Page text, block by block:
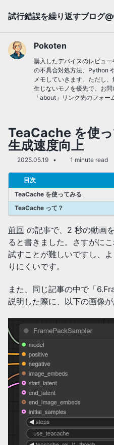
primary
navigation
content
footer
試行錯誤を繰り返すブログ
Pokoten
購入したデバイスのレビュ
の不具合対処方法、Python
メモしていきます。ただし
生じないモノを優先で。お
「about」リンク先のフォー
TeaCache を使
生成速度向上
2025.05.19 1 minute read
目次
TeaCache を使ってみる
TeaCache って？
前回 の記事で、2 秒の動画
ると書きました。さすがに
試すことが難しいですし、
りにくいです。
また、同じ記事の中で「
説明した際に、以下の画像が